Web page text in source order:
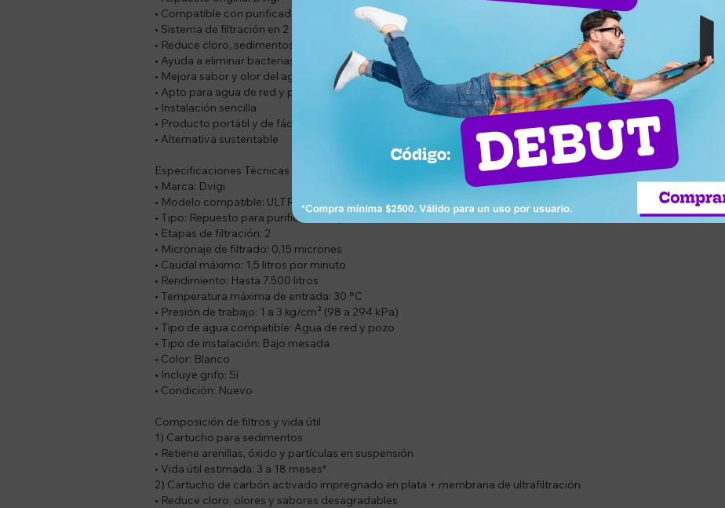
• Compatible con purificadores ULTRA LITE bajo mesada
• Sistema de filtración en 2 etapas
• Reduce cloro, sedimentos y partículas en suspensión
• Ayuda a eliminar bacterias y virus
• Mejora sabor y olor del agua
• Apto para agua de red y pozo
• Instalación sencilla
• Producto portátil y de fácil mantenimiento
• Alternativa sustentable
Especificaciones Técnicas
• Marca: Dvigi
• Modelo compatible: ULTRA LITE
• Tipo: Repuesto para purificador bajo mesada
• Etapas de filtración: 2
• Micronaje de filtrado: 0,15 micrones
• Caudal máximo: 1,5 litros por minuto
• Rendimiento: Hasta 7.500 litros
• Temperatura máxima de entrada: 30 °C
• Presión de trabajo: 1 a 3 kg/cm² (98 a 294 kPa)
• Tipo de agua compatible: Agua de red y pozo
• Tipo de instalación: Bajo mesada
• Color: Blanco
• Incluye grifo: Sí
• Condición: Nuevo
Composición de filtros y vida útil
1) Cartucho para sedimentos
• Retiene arenillas, óxido y partículas en suspensión
• Vida útil estimada: 3 a 18 meses*
2) Cartucho de carbón activado impregnado en plata + membrana de ultrafiltración
• Reduce cloro, olores y sabores desagradables